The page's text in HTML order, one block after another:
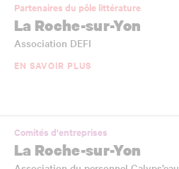
Partenaires du pôle littérature
La Roche-sur-Yon
Association DEFI
EN SAVOIR PLUS
Comités d'entreprises
La Roche-sur-Yon